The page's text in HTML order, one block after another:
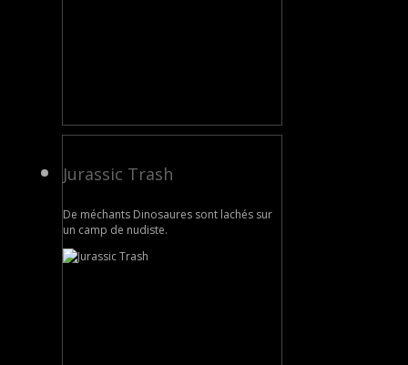
Jurassic Trash
De méchants Dinosaures sont lachés sur
un camp de nudiste.